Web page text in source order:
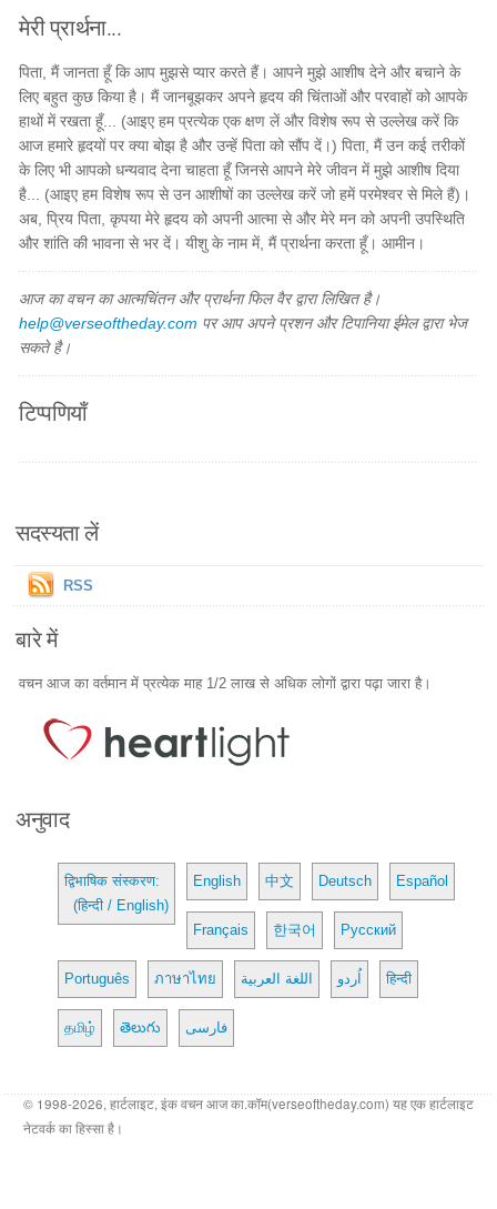
मेरी प्रार्थना...
पिता, मैं जानता हूँ कि आप मुझसे प्यार करते हैं। आपने मुझे आशीष देने और बचाने के
लिए बहुत कुछ किया है। मैं जानबूझकर अपने हृदय की चिंताओं और परवाहों को आपके
हाथों में रखता हूँ... (आइए हम प्रत्येक एक क्षण लें और विशेष रूप से उल्लेख करें कि
आज हमारे हृदयों पर क्या बोझ है और उन्हें पिता को सौंप दें।) पिता, मैं उन कई तरीकों
के लिए भी आपको धन्यवाद देना चाहता हूँ जिनसे आपने मेरे जीवन में मुझे आशीष दिया
है... (आइए हम विशेष रूप से उन आशीषों का उल्लेख करें जो हमें परमेश्वर से मिले हैं)।
अब, प्रिय पिता, कृपया मेरे हृदय को अपनी आत्मा से और मेरे मन को अपनी उपस्थिति
और शांति की भावना से भर दें। यीशु के नाम में, मैं प्रार्थना करता हूँ। आमीन।
आज का वचन का आत्मचिंतन और प्रार्थना फिल वैर द्वारा लिखित है।
help@verseoftheday.com पर आप अपने प्रशन और टिपानिया ईमेल द्वारा भेज
सकते है।
टिप्पणियाँ
सदस्यता लें
RSS
बारे में
वचन आज का वर्तमान में प्रत्येक माह 1/2 लाख से अधिक लोगों द्वारा पढ़ा जारा है।
अनुवाद
द्विभाषिक संस्करण:
(हिन्दी / English)
English 中文 Deutsch Español
Français 한국어 Русский
Português ภาษาไทย اللغة العربية اُردو हिन्दी
தமிழ் తెలుగు فارسی
© 1998-2026, हार्टलाइट, इंक वचन आज का.कॉम(verseoftheday.com) यह एक हार्टलाइट
नेटवर्क का हिस्सा है।